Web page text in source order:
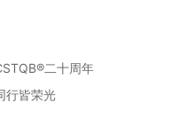
二十周年
行皆荣光